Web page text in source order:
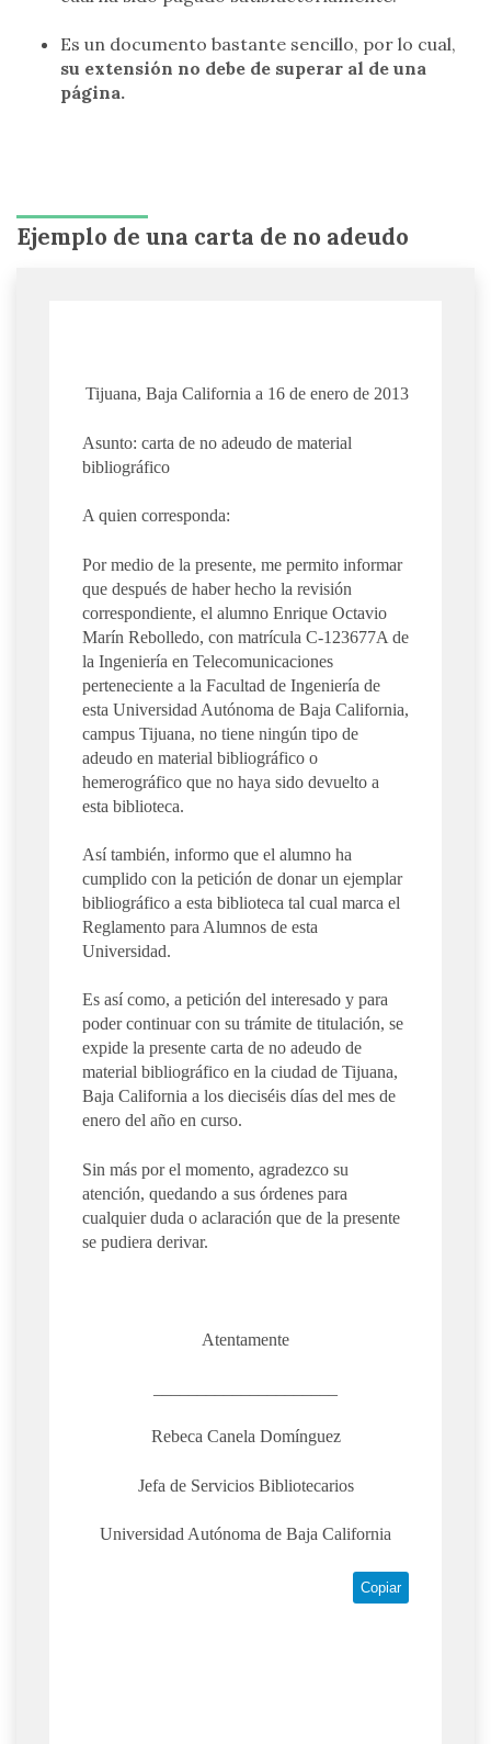
Es un documento bastante sencillo, por lo cual,
su extensión no debe de superar al de una
página.
Ejemplo de una carta de no adeudo
Tijuana, Baja California a 16 de enero de 2013
Asunto: carta de no adeudo de material
bibliográfico
A quien corresponda:
Por medio de la presente, me permito informar
que después de haber hecho la revisión
correspondiente, el alumno Enrique Octavio
Marín Rebolledo, con matrícula C-123677A de
la Ingeniería en Telecomunicaciones
perteneciente a la Facultad de Ingeniería de
esta Universidad Autónoma de Baja California,
campus Tijuana, no tiene ningún tipo de
adeudo en material bibliográfico o
hemerográfico que no haya sido devuelto a
esta biblioteca.
Así también, informo que el alumno ha
cumplido con la petición de donar un ejemplar
bibliográfico a esta biblioteca tal cual marca el
Reglamento para Alumnos de esta
Universidad.
Es así como, a petición del interesado y para
poder continuar con su trámite de titulación, se
expide la presente carta de no adeudo de
material bibliográfico en la ciudad de Tijuana,
Baja California a los dieciséis días del mes de
enero del año en curso.
Sin más por el momento, agradezco su
atención, quedando a sus órdenes para
cualquier duda o aclaración que de la presente
se pudiera derivar.
Atentamente
Rebeca Canela Domínguez
Jefa de Servicios Bibliotecarios
Universidad Autónoma de Baja California
Copiar